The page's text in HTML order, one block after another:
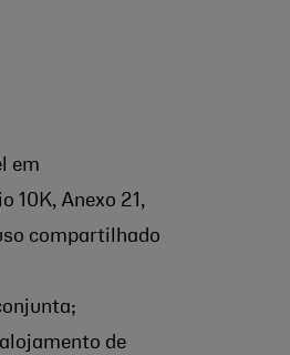
em
10K, Anexo 21,
compartilhado
de